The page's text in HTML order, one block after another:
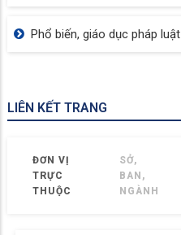
Phổ biến, giáo dục pháp luật
LIÊN KẾT TRANG
ĐƠN VỊ
TRỰC
THUỘC
SỞ,
BAN,
NGÀNH